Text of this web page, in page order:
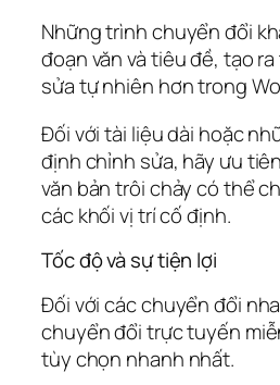
Những trình chuyển đổi
đoạn văn và tiêu đề, tạo
sửa tự nhiên hơn trong
Đối với tài liệu dài hoặc
định chỉnh sửa, hãy ưu
văn bản trôi chảy có thể
các khối vị trí cố định.
Tốc độ và sự tiện lợi
Đối với các chuyển đổi
chuyển đổi trực tuyến
tùy chọn nhanh nhất.